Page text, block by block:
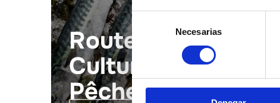
Selección
de
consentimiento
Necesarias
Route
Culturelle de la
Pêche